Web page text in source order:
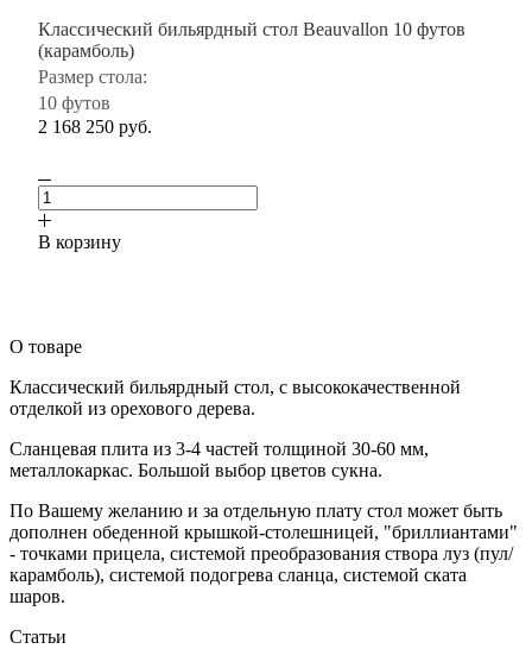
Классический бильярдный стол Beauvallon 10 футов
(карамболь)
Размер стола:
10 футов
2 168 250 руб.
В корзину
О товаре
Классический бильярдный стол, с высококачественной
отделкой из орехового дерева.
Сланцевая плита из 3-4 частей толщиной 30-60 мм,
металлокаркас. Большой выбор цветов сукна.
По Вашему желанию и за отдельную плату стол может быть
дополнен обеденной крышкой-столешницей, "бриллиантами"
- точками прицела, системой преобразования створа луз (пул/
карамболь), системой подогрева сланца, системой ската
шаров.
Статьи